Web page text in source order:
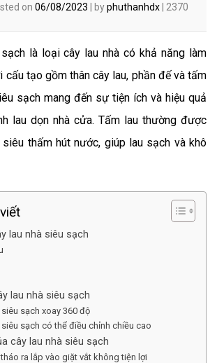
on 06/08/2023 byphuthanhdx
2370
là loại cây lau nhà có khả năng làm
cấu tạo gồm thân cây lau, phần đế và tấm
sạch mang đến sự tiện ích và hiệu quả
lau dọn nhà cửa. Tấm lau thường được
thấm hút nước, giúp lau sạch và khô
lau nhà siêu sạch
lau nhà siêu sạch
siêu sạch xoay 360 độ
siêu sạch có thể điều chỉnh chiều cao
cây lau nhà siêu sạch
ra lắp vào giặt vắt không tiện lợi